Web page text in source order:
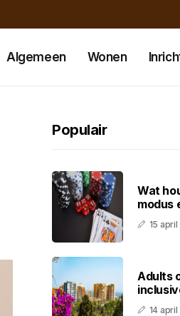
Algemeen Wonen
Populair
Wat
modus
15
Adults
14